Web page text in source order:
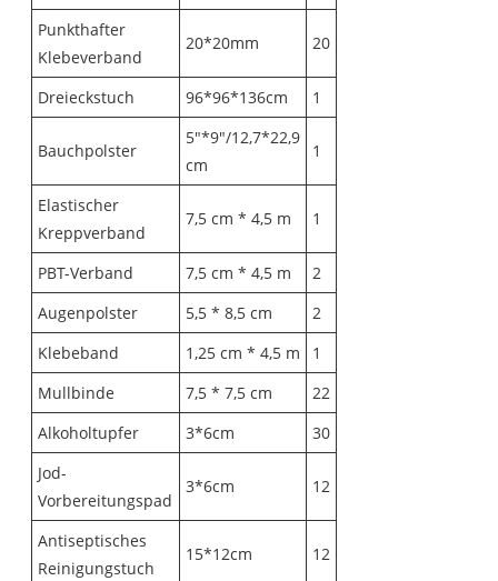
Punkthafter
Klebeverband
20*20mm 20
Dreieckstuch 96*96*136cm 1
Bauchpolster
5"*9"/12,7*22,9
cm
1
Elastischer
Kreppverband
7,5 cm * 4,5 m 1
PBT-Verband 7,5 cm * 4,5 m
2
Augenpolster
5,5 * 8,5 cm
2
Klebeband
1,25 cm * 4,5 m
1
Mullbinde
7,5 * 7,5 cm
22
Alkoholtupfer
3*6cm
30
Jod-
Vorbereitungspad
3*6cm 12
Antiseptisches
Reinigungstuch
15*12cm 12